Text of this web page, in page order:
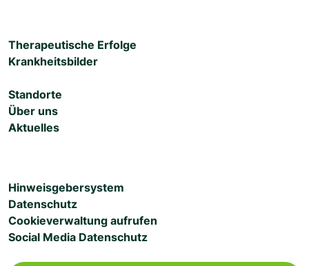
Therapeutische Erfolge
Krankheitsbilder
Standorte
Über uns
Aktuelles
Hinweisgebersystem
Datenschutz
Cookieverwaltung aufrufen
Social Media Datenschutz